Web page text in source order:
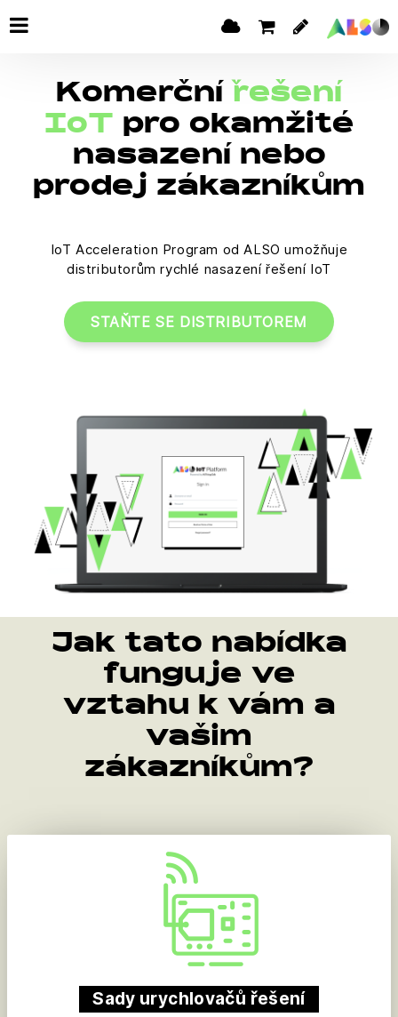
Komerční řešení
IoT pro okamžité
nasazení nebo
prodej zákazníkům
IoT Acceleration Program od ALSO umožňuje
distributorům rychlé nasazení řešení IoT
STAŇTE SE DISTRIBUTOREM
Jak tato nabídka
funguje ve
vztahu k vám a
vašim
zákazníkům?
Sady urychlovačů řešení